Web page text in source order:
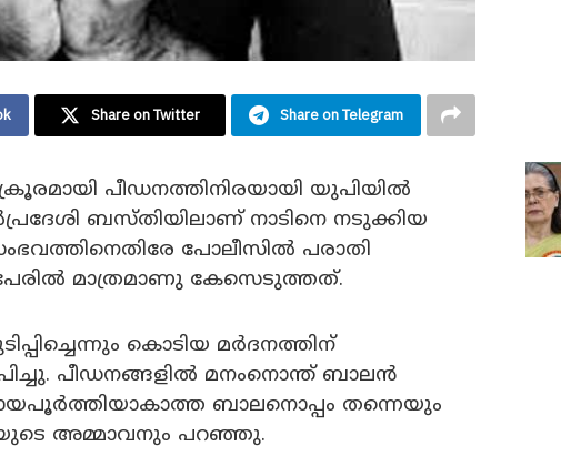
Share on Twitter Share on Telegram
പീഡനത്തിനിരയായി യുപിയില്‍
ബസ്തിയിലാണ് നാടിനെ നടുക്കിയ
പോലീസില്‍ പരാതി
മാത്രമാണു കേസെടുത്തത്.
കൊടിയ മര്‍ദനത്തിന്
പീഡനങ്ങളില്‍ മനംനൊന്ത് ബാലന്‍
ബാലനൊപ്പം തന്നെയും
അമ്മാവനും പറഞ്ഞു.